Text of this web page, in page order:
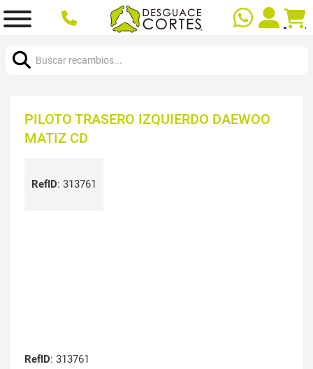
PILOTO TRASERO IZQUIERDO DAEWOO
MATIZ CD
RefID: 313761
RefID: 313761